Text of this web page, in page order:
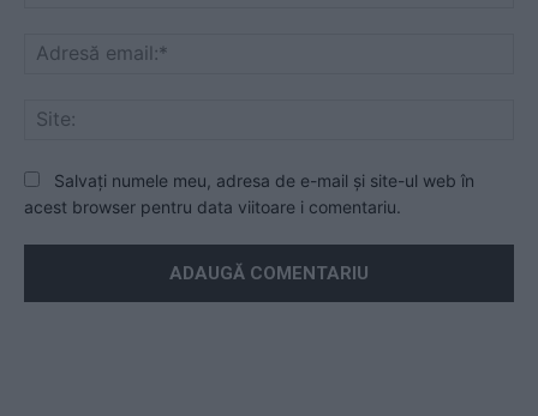
Salvați numele meu, adresa de e-mail și site-ul web în
acest browser pentru data viitoare i comentariu.